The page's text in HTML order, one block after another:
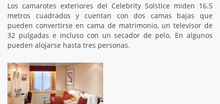
Los camarotes exteriores del Celebrity Solstice miden 16.5
metros cuadrados y cuentan con dos camas bajas que
pueden convertirse en cama de matrimonio, un televisor de
32 pulgadas e incluso con un secador de pelo. En algunos
pueden alojarse hasta tres personas.